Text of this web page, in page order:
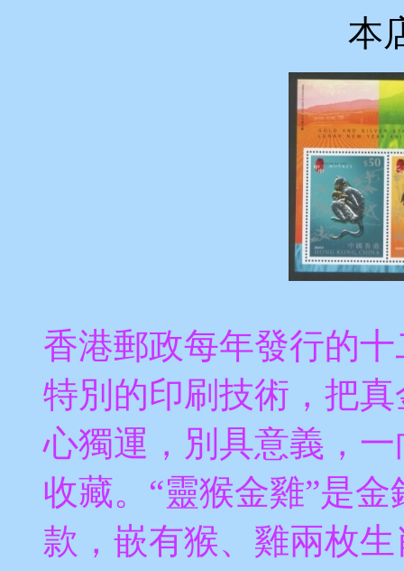
本
香港郵政每年發行的
特別的印刷技術，把
心獨運，別具意義，
收藏。“靈猴金雞”是
款，嵌有猴、雞兩枚